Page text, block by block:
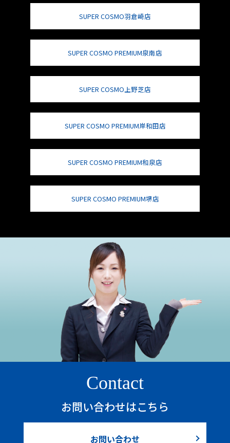
SUPER COSMO羽倉崎店
SUPER COSMO PREMIUM泉南店
SUPER COSMO上野芝店
SUPER COSMO PREMIUM岸和田店
SUPER COSMO PREMIUM和泉店
SUPER COSMO PREMIUM堺店
Contact
お問い合わせはこちら
お問い合わせ